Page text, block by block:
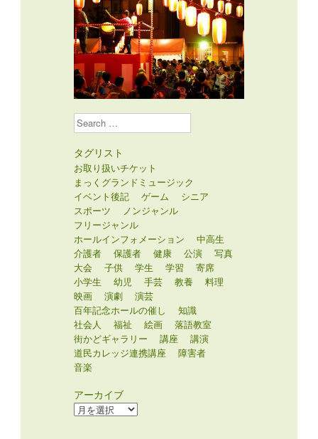
Search
タグリスト
お取り扱いチケット
まっくグランドミュージック
イベント後記
ゲーム
シニア
スポーツ
ノンジャンル
フリージャンル
ホールインフォメーション
中高生
介護者
保護者 健康 公演
写真
大会
子供 学生 学習
寄席
小学生
幼児 手芸 教養
料理
映画
演劇
演芸
百年記念ホールの催し
知識
社会人
福祉 絵画
落語教室
街かどギャラリー
講座
講演
道民カレッジ連携講座
障害者
音楽
アーカイブ
ア